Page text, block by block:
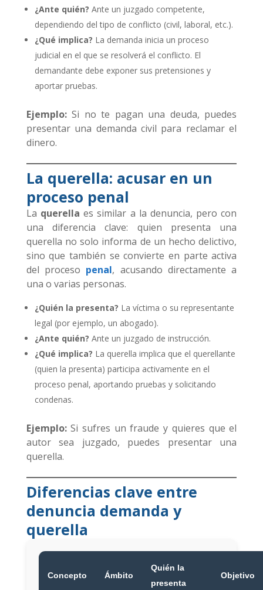
¿Ante quién? Ante un juzgado competente,
dependiendo del tipo de conflicto (civil, laboral, etc.).
¿Qué implica? La demanda inicia un proceso
judicial en el que se resolverá el conflicto. El
demandante debe exponer sus pretensiones y
aportar pruebas.
Ejemplo:Si no te pagan una deuda, puedes
presentar una demanda civil para reclamar el
dinero.
La querella: acusar en un
proceso penal
La querella es similar a la denuncia, pero con
una diferencia clave: quien presenta una
querella no solo informa de un hecho delictivo,
sino que también se convierte en parte activa
del proceso penal, acusando directamente a
una o varias personas.
¿Quién la presenta? La víctima o su representante
legal (por ejemplo, un abogado).
¿Ante quién? Ante un juzgado de instrucción.
¿Qué implica? La querella implica que el querellante
(quien la presenta) participa activamente en el
proceso penal, aportando pruebas y solicitando
condenas.
Ejemplo:Si sufres un fraude y quieres que el
autor sea juzgado, puedes presentar una
querella.
Diferencias clave entre
denuncia demanda y
querella
Concepto Ámbito
Quién la
presenta
Objetivo